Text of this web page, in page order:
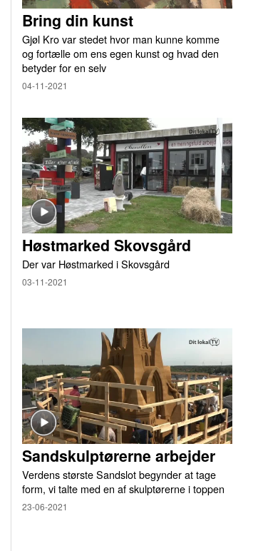
Bring din kunst
Gjøl Kro var stedet hvor man kunne komme
og fortælle om ens egen kunst og hvad den
betyder for en selv
04-11-2021
Høstmarked Skovsgård
Der var Høstmarked i Skovsgård
03-11-2021
Sandskulptørerne arbejder
Verdens største Sandslot begynder at tage
form, vi talte med en af skulptørerne i toppen
23-06-2021